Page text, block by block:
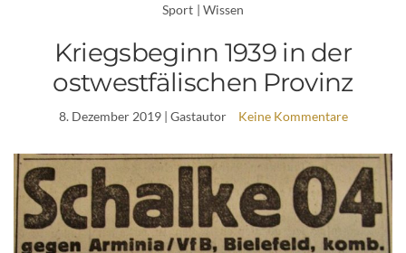
Sport | Wissen
Kriegsbeginn 1939 in der
ostwestfälischen Provinz
8. Dezember 2019| Gastautor Keine Kommentare